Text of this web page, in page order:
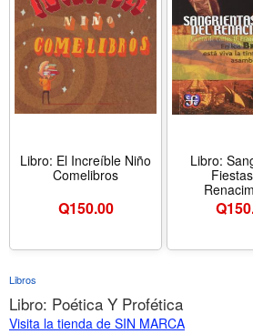
Libro: El Increíble Niño
Comelibros
Q150.00
Libro:
Q
Libros
Libro: Poética Y Profética
Visita la tienda de SIN MARCA